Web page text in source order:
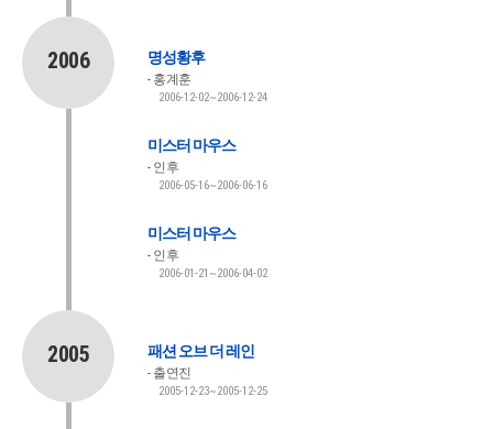
2006 명성황후
홍계훈
2006-12-02~2006-12-24
미스터 마우스
인후
2006-05-16~2006-06-16
미스터 마우스
인후
2006-01-21~2006-04-02
2005 패션 오브 더 레인
출연진
2005-12-23~2005-12-25